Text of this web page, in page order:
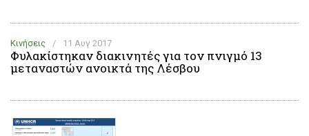
Κινήσεις / 11 Αυγ 2017
Φυλακίστηκαν διακινητές για τον πνιγμό 13
μεταναστών ανοικτά της Λέσβου